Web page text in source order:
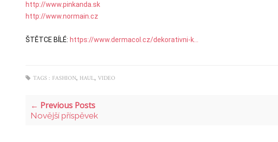
http://www.pinkanda.sk
http://www.normain.cz
ŠTĚTCE BÍLÉ: https://www.dermacol.cz/dekorativni-k...
TAGS : FASHION, HAUL, VIDEO
← Previous Posts
Novější příspěvek